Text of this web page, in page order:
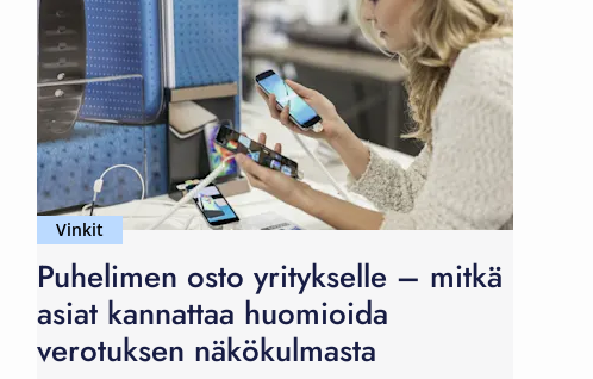
Vinkit
Puhelimen osto yritykselle – mitkä
asiat kannattaa huomioida
verotuksen näkökulmasta